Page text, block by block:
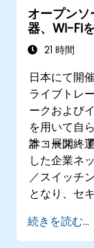
オープン
器、Wi-Fi
21 時間
日本にて開
ライブトレ
ークおよび
を用いて自
計・展開・
本コース終
した企業ネ
／スイッチ
となり、セ
定するため
続きを読む...